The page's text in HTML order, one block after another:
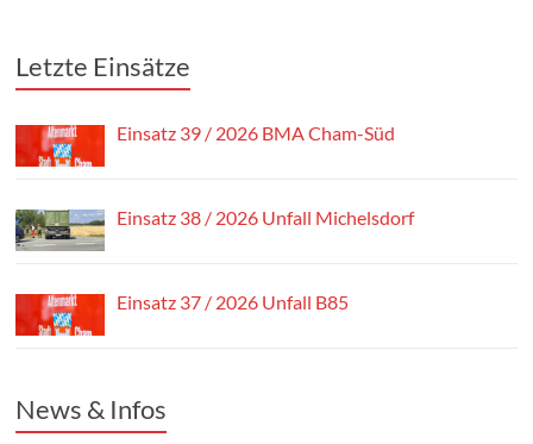
Letzte Einsätze
Einsatz 39 / 2026 BMA Cham-Süd
Einsatz 38 / 2026 Unfall Michelsdorf
Einsatz 37 / 2026 Unfall B85
News & Infos